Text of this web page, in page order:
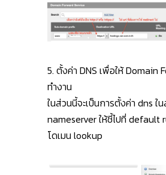
5. ตั้งค่า DNS เพื่อให้ Domain
ทำงาน
ในส่วนนี้จะเป็นการตั้งค่า dns ใ
nameserver ให้ชี้ไปที่ default
โดเมน lookup